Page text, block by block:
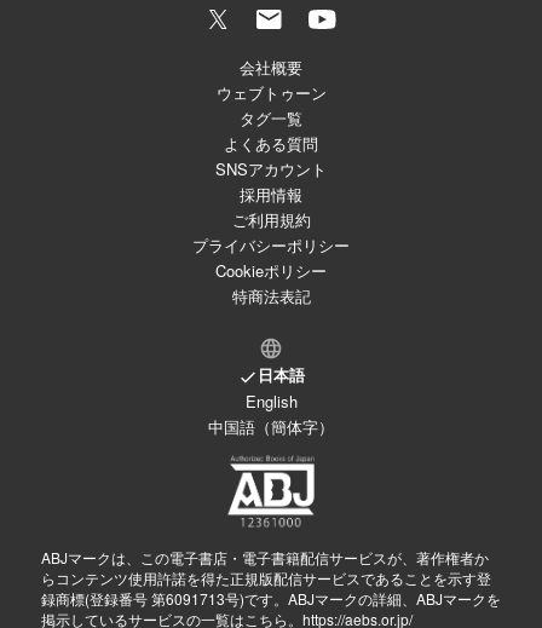
会社概要
ウェブトゥーン
タグ一覧
よくある質問
SNSアカウント
採用情報
ご利用規約
プライバシーポリシー
Cookieポリシー
特商法表記
日本語
English
中国語（簡体字）
ABJマークは、この電子書店・電子書籍配信サービスが、著作権者か
らコンテンツ使用許諾を得た正規版配信サービスであることを示す登
録商標(登録番号 第6091713号)です。ABJマークの詳細、ABJマークを
掲示しているサービスの一覧はこちら。 https://aebs.or.jp/